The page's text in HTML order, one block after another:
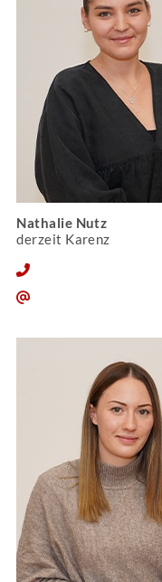
Nathalie Nutz
derzeit Karenz